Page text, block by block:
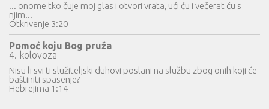
... onome tko čuje moj glas i otvori vrata, ući ću i večerat ću s
njim...
Otkrivenje 3:20
Pomoć koju Bog pruža
4. kolovoza
Nisu li svi ti služiteljski duhovi poslani na službu zbog onih koji će
baštiniti spasenje?
Hebrejima 1:14